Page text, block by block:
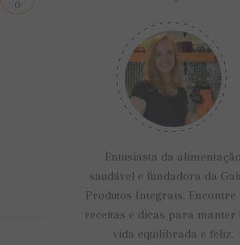
0
Entusiasta da alimentação
saudável e fundadora da
Produtos Integrais. Encontre
receitas e dicas para manter
vida equilibrada e feliz.